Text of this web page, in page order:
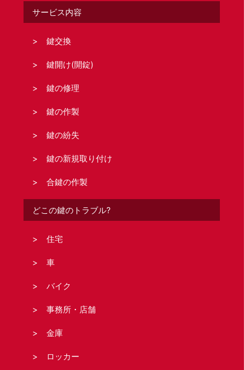
サービス内容
鍵交換
鍵開け(開錠)
鍵の修理
鍵の作製
鍵の紛失
鍵の新規取り付け
合鍵の作製
どこの鍵のトラブル?
住宅
車
バイク
事務所・店舗
金庫
ロッカー